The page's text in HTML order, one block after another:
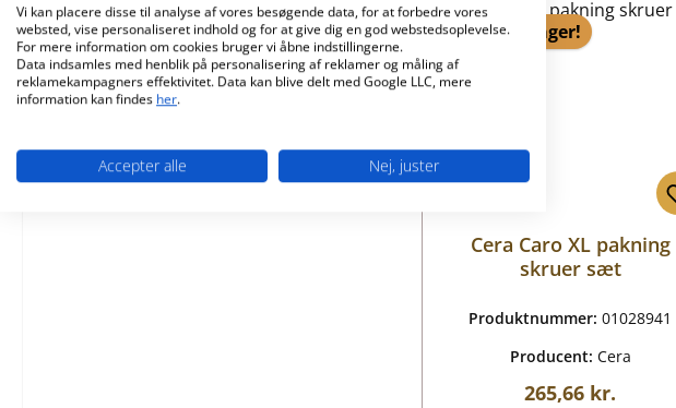
Kun 5 på lager!
Cera Caro XL pakning
skruer sæt
Produktnummer:01028941
Producent: Cera
Almindelig pris:
265,66 kr.
Vi kan placere disse til analyse af vores besøgende data, for at forbedre vores
websted, vise personaliseret indhold og for at give dig en god webstedsoplevelse.
For mere information om cookies bruger vi åbne indstillingerne.
Data indsamles med henblik på personalisering af reklamer og måling af
reklamekampagners effektivitet. Data kan blive delt med Google LLC, mere
information kan findes her.
Accepter alle Nej, juster